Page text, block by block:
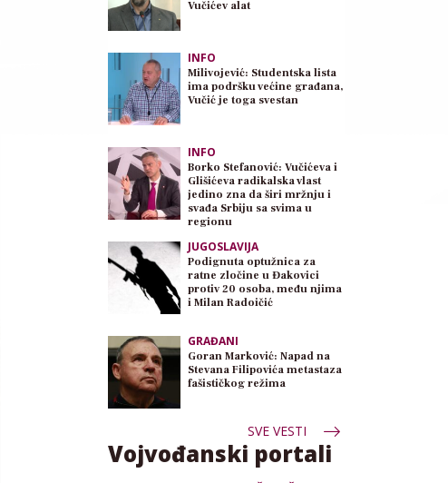
Vučićev alat
INFO
Milivojević: Studentska lista
ima podršku većine građana,
Vučić je toga svestan
INFO
Borko Stefanović: Vučićeva i
Glišićeva radikalska vlast
jedino zna da širi mržnju i
svađa Srbiju sa svima u
regionu
JUGOSLAVIJA
Podignuta optužnica za
ratne zločine u Đakovici
protiv 20 osoba, među njima
i Milan Radoičić
GRAĐANI
Goran Marković: Napad na
Stevana Filipovića metastaza
fašističkog režima
SVE VESTI
Vojvođanski portali